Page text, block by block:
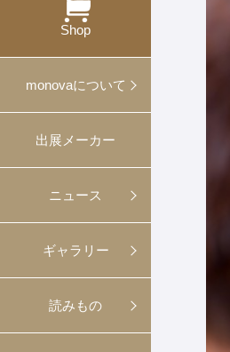
Shop
monovaについて
出展メーカー
ニュース
ギャラリー
読みもの